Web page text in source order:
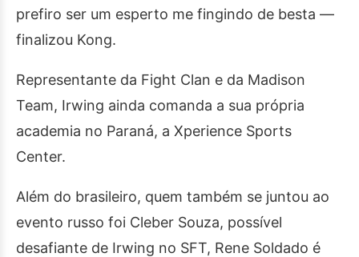
prefiro ser um esperto me fingindo de besta —
finalizou Kong.
Representante da Fight Clan e da Madison
Team, Irwing ainda comanda a sua própria
academia no Paraná, a Xperience Sports
Center.
Além do brasileiro, quem também se juntou ao
evento russo foi Cleber Souza, possível
desafiante de Irwing no SFT, Rene Soldado é